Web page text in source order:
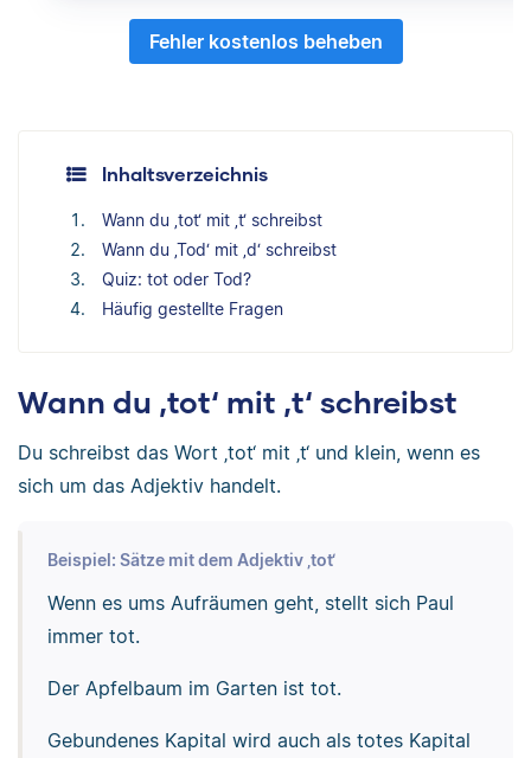
Fehler kostenlos beheben
Inhaltsverzeichnis
Wann du ‚tot‘ mit ‚t‘ schreibst
Wann du ‚Tod‘ mit ‚d‘ schreibst
Quiz: tot oder Tod?
Häufig gestellte Fragen
Wann du ‚tot‘ mit ‚t‘ schreibst
Du schreibst das Wort ‚tot‘ mit ‚t‘ und klein, wenn es
sich um das Adjektiv handelt.
Beispiel: Sätze mit dem Adjektiv ‚tot‘
Wenn es ums Aufräumen geht, stellt sich Paul
immer tot.
Der Apfelbaum im Garten ist tot.
Gebundenes Kapital wird auch als totes Kapital